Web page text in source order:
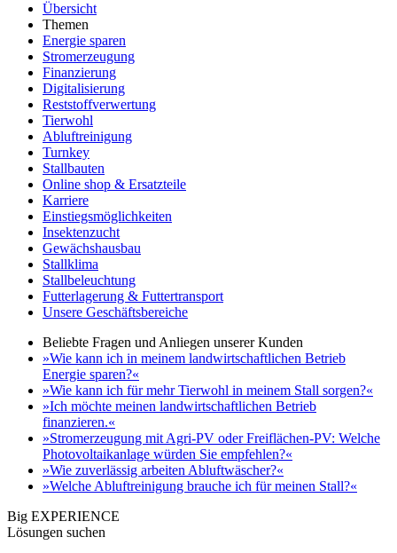
Übersicht
Themen
Energie sparen
Stromerzeugung
Finanzierung
Digitalisierung
Reststoffverwertung
Tierwohl
Abluftreinigung
Turnkey
Stallbauten
Online shop & Ersatzteile
Karriere
Einstiegsmöglichkeiten
Insektenzucht
Gewächshausbau
Stallklima
Stallbeleuchtung
Futterlagerung & Futtertransport
Unsere Geschäftsbereiche
Beliebte Fragen und Anliegen unserer Kunden
»Wie kann ich in meinem landwirtschaftlichen Betrieb
Energie sparen?«
»Wie kann ich für mehr Tierwohl in meinem Stall sorgen?«
»Ich möchte meinen landwirtschaftlichen Betrieb
finanzieren.«
»Stromerzeugung mit Agri-PV oder Freiflächen-PV: Welche
Photovoltaikanlage würden Sie empfehlen?«
»Wie zuverlässig arbeiten Abluftwäscher?«
»Welche Abluftreinigung brauche ich für meinen Stall?«
Big EXPERIENCE
Lösungen suchen